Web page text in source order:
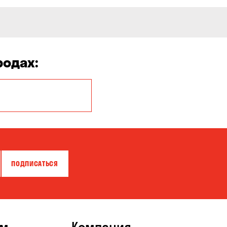
Бровары
Гатное
ПОДПИСАТЬСЯ